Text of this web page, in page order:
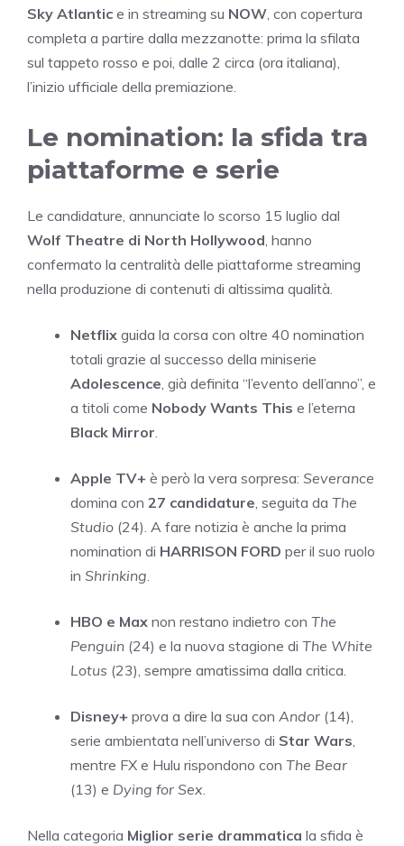
Sky Atlantic e in streaming su NOW, con copertura
completa a partire dalla mezzanotte: prima la sfilata
sul tappeto rosso e poi, dalle 2 circa (ora italiana),
l’inizio ufficiale della premiazione.
Le nomination: la sfida tra
piattaforme e serie
Le candidature, annunciate lo scorso 15 luglio dal
Wolf Theatre di North Hollywood, hanno
confermato la centralità delle piattaforme streaming
nella produzione di contenuti di altissima qualità.
Netflix guida la corsa con oltre 40 nomination
totali grazie al successo della miniserie
Adolescence, già definita “l’evento dell’anno”, e
a titoli come Nobody Wants This e l’eterna
Black Mirror.
Apple TV+ è però la vera sorpresa: Severance
domina con 27 candidature, seguita da The
Studio (24). A fare notizia è anche la prima
nomination di HARRISON FORD per il suo ruolo
in Shrinking.
HBO e Max non restano indietro con The
Penguin (24) e la nuova stagione di The White
Lotus (23), sempre amatissima dalla critica.
Disney+ prova a dire la sua con Andor (14),
serie ambientata nell’universo di Star Wars,
mentre FX e Hulu rispondono con The Bear
(13) e Dying for Sex.
Nella categoria Miglior serie drammatica la sfida è